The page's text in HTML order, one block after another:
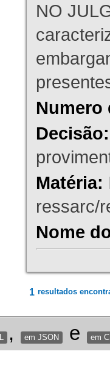
NO
Numero
Decisão:
Matéria:
ressarc/
Nome
1 resultados
, em JSON e em